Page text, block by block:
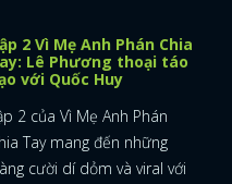
2 Vì Mẹ Anh Phán Chia
Lê Phương thoại táo
với Quốc Huy
2 của Vì Mẹ Anh Phán
Tay mang đến những
cười dí dỏm và viral với